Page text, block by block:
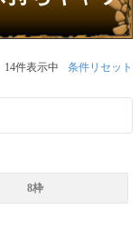
14件表示中
条件リセット
8枠